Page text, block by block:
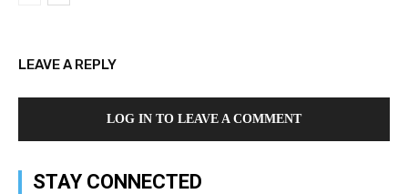
LEAVE A REPLY
LOG IN TO LEAVE A COMMENT
STAY CONNECTED